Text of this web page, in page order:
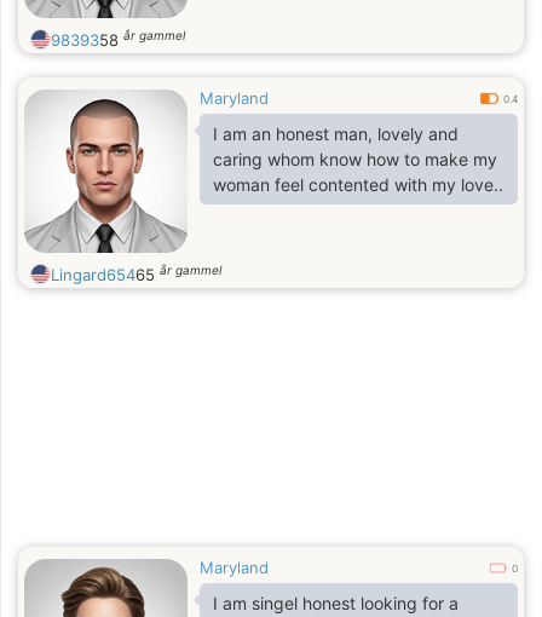
9839358 år gammel
Maryland 0.4
I am an honest man, lovely and
caring whom know how to make my
woman feel contented with my love..
Lingard65465 år gammel
Maryland 0
I am singel honest looking for a